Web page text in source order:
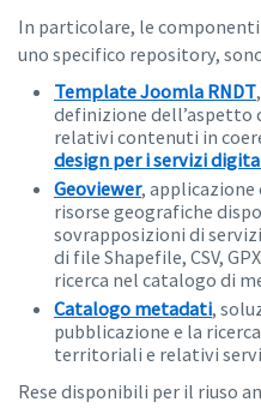
In particolare, le
uno specifico repository,
Template Joomla RNDT
definizione dell’aspetto
relativi contenuti in
design per i servizi
Geoviewer,
risorse geografiche
sovrapposizioni di servizi
di file Shapefile, CSV,
ricerca nel catalogo di
Catalogo metadati,
pubblicazione e la
territoriali e relativi
Rese disponibili per il riuso